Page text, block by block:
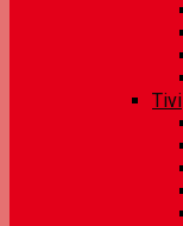
Tivi